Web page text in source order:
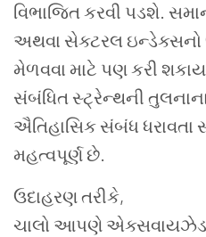
વિભાજિત કરવી પડશે.
અથવા સેક્ટરલ ઇન્ડેક્સનો
મેળવવા માટે પણ કરી
સંબંધિત સ્ટ્રેન્થની
ઐતિહાસિક સંબંધ ધરાવતા
મહત્વપૂર્ણ છે.
ઉદાહરણ તરીકે,
ચાલો આપણે